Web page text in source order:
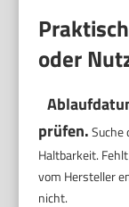
oder
prüfen.Suche
Haltbarkeit.
vom Hersteller
nicht.